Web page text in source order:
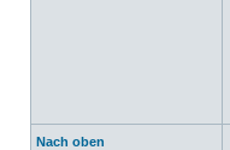
Nach oben